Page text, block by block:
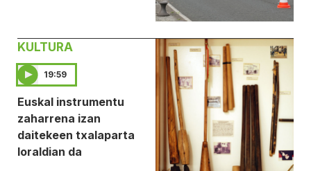
KULTURA
19:59
Euskal instrumentu
zaharrena izan
daitekeen txalaparta
loraldian da